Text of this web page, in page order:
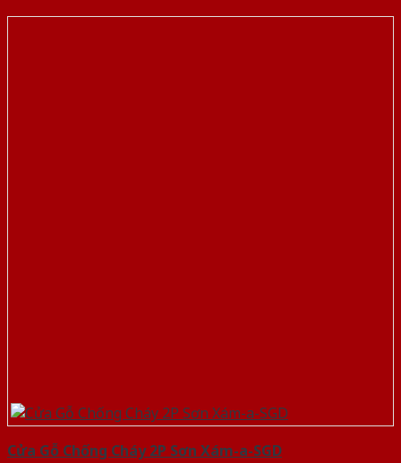
Cửa Gỗ Chống Cháy 2P Sơn Xám-a-SGD